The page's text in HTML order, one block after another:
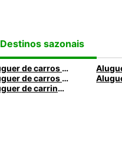
Destinos sazonais
Aluguer de carros em Roma
Aluguer de carros em Santa Maria da Feira
Aluguer de carrinhas em Caldas da Rainha